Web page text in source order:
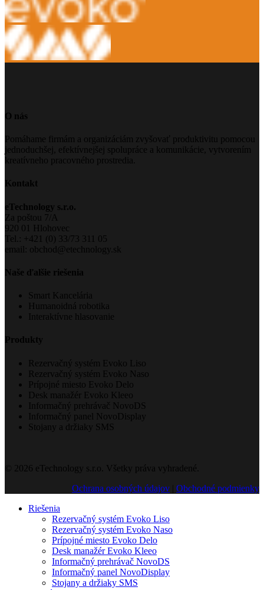
O nás
Pomáhame firmám a organizáciám zvyšovať produktivitu pomocou
jednoduchšej, efektívnejšej spolupráce a komunikácie, vytvorením
kreatívneho pracovného prostredia.
Kontakt
eTechnology s.r.o.
Za poštou 7/A
920 01 Hlohovec
Tel.: +421 (0) 33/73 311 05
email: obchod@etechnology.sk
Naše ďalšie riešenia
Smart Kancelária
Humanoidná robotika
Interaktívne hlasovanie
Produkty
Rezervačný systém Evoko Liso
Rezervačný systém Evoko Naso
Prípojné miesto Evoko Delo
Desk manažér Evoko Kleeo
Informačný prehrávač NovoDS
Informačný panel NovoDisplay
Stojany a držiaky SMS
© 2026 eTechnology s.r.o. Všetky práva vyhradené.
Ochrana osobných údajov
Obchodné podmienky
Riešenia
Rezervačný systém Evoko Liso
Rezervačný systém Evoko Naso
Prípojné miesto Evoko Delo
Desk manažér Evoko Kleeo
Informačný prehrávač NovoDS
Informačný panel NovoDisplay
Stojany a držiaky SMS